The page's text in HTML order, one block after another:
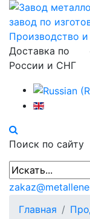
Доставка по
России и СНГ
Поиск по сайту
Главная